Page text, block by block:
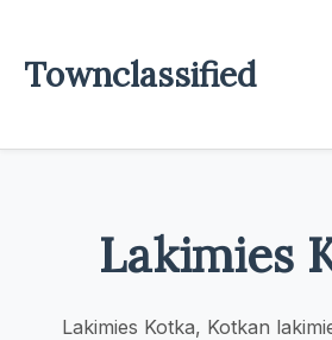
Townclassified
Lakimies
Lakimies Kotka, Kotkan